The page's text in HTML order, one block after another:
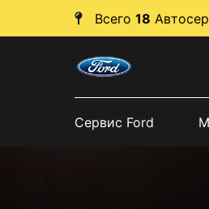
Всего 18
Сервис Ford